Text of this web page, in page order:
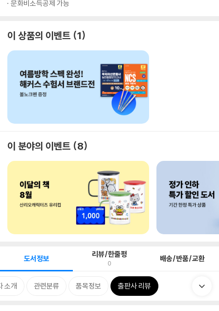
문화비소득공제 가능
이 상품의 이벤트 1
이 분야의 이벤트 8
도서정보 리뷰/한줄평
0 배송/반품/교환
소개 관련분류 품목정보 출판사 리뷰